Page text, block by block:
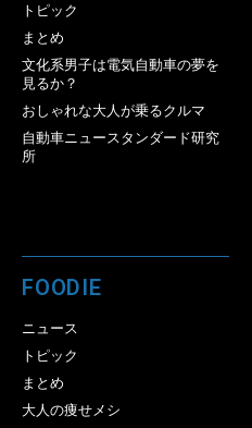
トピック
まとめ
文化系男子は電気自動車の夢を
見るか？
おしゃれな大人が乗るクルマ
自動車ニュースタンダード研究
所
FOODIE
ニュース
トピック
まとめ
大人の痩せメシ